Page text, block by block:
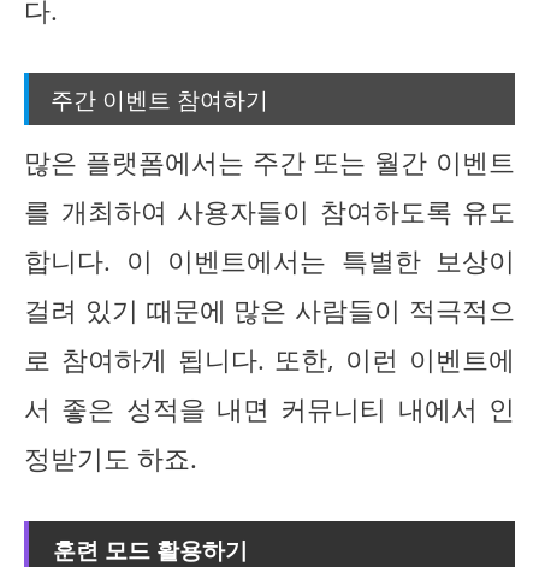
다.
주간 이벤트 참여하기
많은 플랫폼에서는 주간 또는 월간 이벤트
를 개최하여 사용자들이 참여하도록 유도
합니다. 이 이벤트에서는 특별한 보상이
걸려 있기 때문에 많은 사람들이 적극적으
로 참여하게 됩니다. 또한, 이런 이벤트에
서 좋은 성적을 내면 커뮤니티 내에서 인
정받기도 하죠.
훈련 모드 활용하기